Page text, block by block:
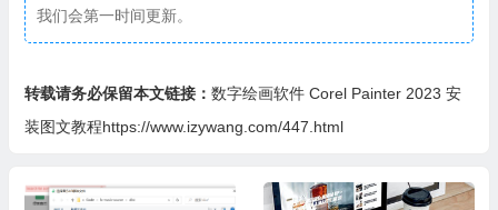
我们会第一时间更新。
转载请务必保留本文链接： 数字绘画软件 Corel Painter 2023 安
装图文教程https://www.izywang.com/447.html